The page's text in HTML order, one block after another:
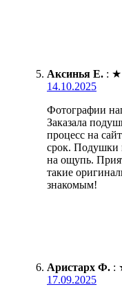
Аксинья Е. : ★
14.10.2025
Фотографии
Заказала
процесс на
срок. Подушки
на ощупь.
такие
знакомым!
Аристарх Ф. :
17.09.2025